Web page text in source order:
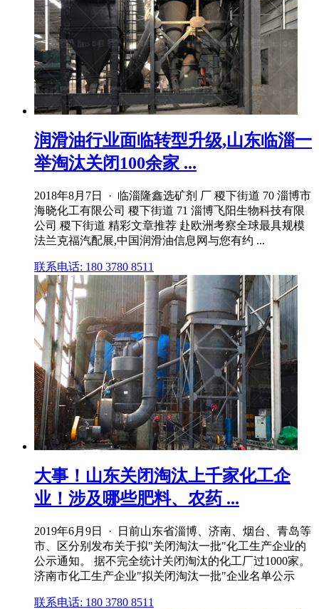
润滑油行业面临转型升级,山东临淄一
举淘汰关闭100余家 ...
2018年8月7日 · 临淄隆鑫选矿剂 厂 稷下街道 70 淄博市
海晓化工有限公司 稷下街道 71 淄博飞阳生物科技有限
公司 稷下街道 精彩文章推荐 赴欧洲考察全球最具规模
法兰克福汽配展,中国润滑油信息网与您有约 ...
联系电话: 180 3780 8511
大事！山东关闭淘汰上千家化工企
业！涉及哪些肥料、农药 ...
2019年6月9日 · 日前山东省淄博、济南、烟台、青岛等
市、区分别发布关于拟"关闭淘汰一批"化工生产企业的
公示通知。 据不完全统计关闭淘汰的化工厂过1000家。
济南市化工生产企业"拟关闭淘汰一批"企业名单公示
联系电话: 180 3780 8511